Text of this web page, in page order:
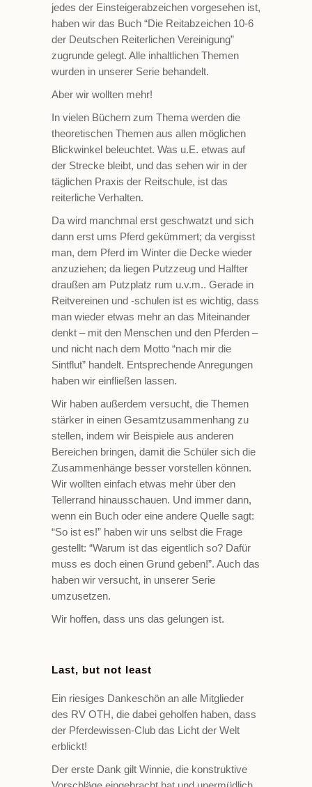
jedes der Einsteigerabzeichen vorgesehen ist,
haben wir das Buch “Die Reitabzeichen 10-6
der Deutschen Reiterlichen Vereinigung”
zugrunde gelegt. Alle inhaltlichen Themen
wurden in unserer Serie behandelt.
Aber wir wollten mehr!
In vielen Büchern zum Thema werden die
theoretischen Themen aus allen möglichen
Blickwinkel beleuchtet. Was u.E. etwas auf
der Strecke bleibt, und das sehen wir in der
täglichen Praxis der Reitschule, ist das
reiterliche Verhalten.
Da wird manchmal erst geschwatzt und sich
dann erst ums Pferd gekümmert; da vergisst
man, dem Pferd im Winter die Decke wieder
anzuziehen; da liegen Putzzeug und Halfter
draußen am Putzplatz rum u.v.m.. Gerade in
Reitvereinen und -schulen ist es wichtig, dass
man wieder etwas mehr an das Miteinander
denkt – mit den Menschen und den Pferden –
und nicht nach dem Motto “nach mir die
Sintflut” handelt. Entsprechende Anregungen
haben wir einfließen lassen.
Wir haben außerdem versucht, die Themen
stärker in einen Gesamtzusammenhang zu
stellen, indem wir Beispiele aus anderen
Bereichen bringen, damit die Schüler sich die
Zusammenhänge besser vorstellen können.
Wir wollten einfach etwas mehr über den
Tellerrand hinausschauen. Und immer dann,
wenn ein Buch oder eine andere Quelle sagt:
“So ist es!” haben wir uns selbst die Frage
gestellt: “Warum ist das eigentlich so? Dafür
muss es doch einen Grund geben!”. Auch das
haben wir versucht, in unserer Serie
umzusetzen.
Wir hoffen, dass uns das gelungen ist.
Last, but not least
Ein riesiges Dankeschön an alle Mitglieder
des RV OTH, die dabei geholfen haben, dass
der Pferdewissen-Club das Licht der Welt
erblickt!
Der erste Dank gilt Winnie, die konstruktive